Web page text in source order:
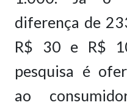
diferença de
R$ 30 e R$
pesquisa é
ao